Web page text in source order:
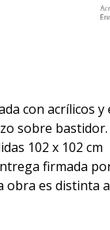
con acrílicos
sobre
102 x 102 cm
firmada
obra es distinta